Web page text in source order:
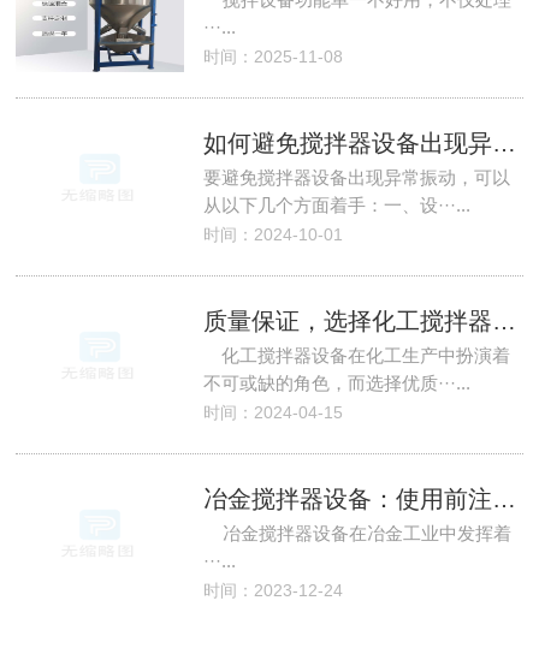
···...
时间：2025-11-08
如何避免搅拌器设备出现异常振动？
要避免搅拌器设备出现异常振动，可以
从以下几个方面着手：一、设···...
时间：2024-10-01
质量保证，选择化工搅拌器设备源头厂家
化工搅拌器设备在化工生产中扮演着
不可或缺的角色，而选择优质···...
时间：2024-04-15
冶金搅拌器设备：使用前注意事项
冶金搅拌器设备在冶金工业中发挥着
···...
时间：2023-12-24